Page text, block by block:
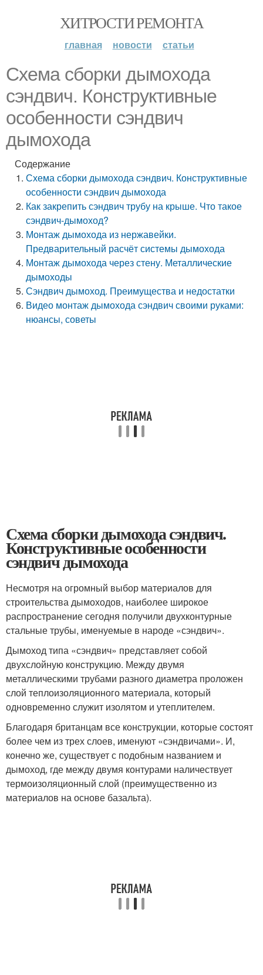
ХИТРОСТИ РЕМОНТА
главная новости статьи
Схема сборки дымохода
сэндвич. Конструктивные
особенности сэндвич
дымохода
Содержание
Схема сборки дымохода сэндвич. Конструктивные
особенности сэндвич дымохода
Как закрепить сэндвич трубу на крыше. Что такое
сэндвич-дымоход?
Монтаж дымохода из нержавейки.
Предварительный расчёт системы дымохода
Монтаж дымохода через стену. Металлические
дымоходы
Сэндвич дымоход. Преимущества и недостатки
Видео монтаж дымохода сэндвич своими руками:
нюансы, советы
Схема сборки дымохода сэндвич.
Конструктивные особенности
сэндвич дымохода
Несмотря на огромный выбор материалов для
строительства дымоходов, наиболее широкое
распространение сегодня получили двухконтурные
стальные трубы, именуемые в народе «сэндвич».
Дымоход типа «сэндвич» представляет собой
двухслойную конструкцию. Между двумя
металлическими трубами разного диаметра проложен
слой теплоизоляционного материала, который
одновременно служит изолятом и утеплителем.
Благодаря британцам все конструкции, которые состоят
более чем из трех слоев, именуют «сэндвичами». И,
конечно же, существует с подобным названием и
дымоход, где между двумя контурами наличествует
термоизоляционный слой (преимущественно из
материалов на основе базальта).